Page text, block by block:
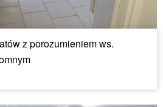
z porozumieniem ws.